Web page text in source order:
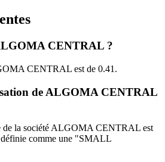
CENTRAL ?
CENTRAL est de 0.41.
de ALGOMA CENTRAL
de la société ALGOMA CENTRAL est
comme une "SMALL